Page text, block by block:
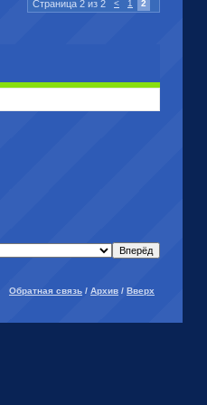
Страница 2 из 2 < 1 2
Обратная связь / Архив / Вверх